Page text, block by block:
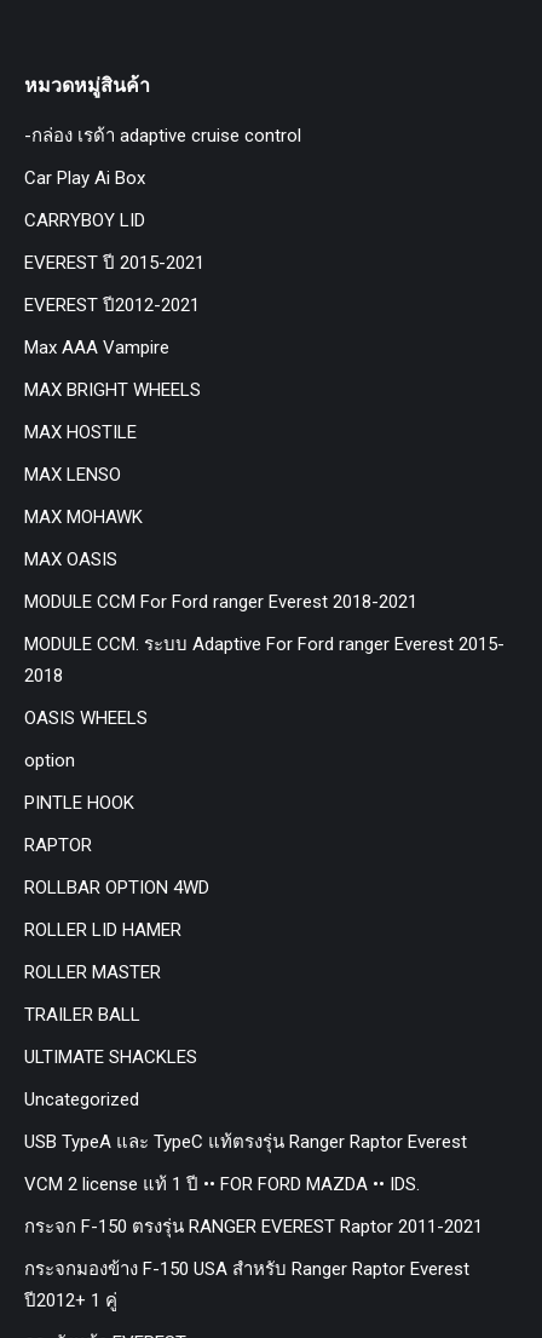
หมวดหมู่สินค้า
-กล่อง เรด้า adaptive cruise control
Car Play Ai Box
CARRYBOY LID
EVEREST ปี 2015-2021
EVEREST ปี2012-2021
Max AAA Vampire
MAX BRIGHT WHEELS
MAX HOSTILE
MAX LENSO
MAX MOHAWK
MAX OASIS
MODULE CCM For Ford ranger Everest 2018-2021
MODULE CCM. ระบบ Adaptive For Ford ranger Everest 2015-
2018
OASIS WHEELS
option
PINTLE HOOK
RAPTOR
ROLLBAR OPTION 4WD
ROLLER LID HAMER
ROLLER MASTER
TRAILER BALL
ULTIMATE SHACKLES
Uncategorized
USB TypeA และ TypeC แท้ตรงรุ่น Ranger Raptor Everest
VCM 2 license แท้ 1 ปี •• FOR FORD MAZDA •• IDS.
กระจก F-150 ตรงรุ่น RANGER EVEREST Raptor 2011-2021
กระจกมองข้าง F-150 USA สำหรับ Ranger Raptor Everest
ปี2012+ 1 คู่